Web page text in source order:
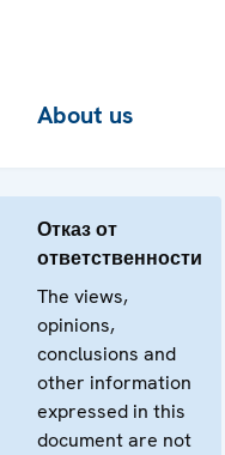
About us
Отказ от
ответственности
The views,
opinions,
conclusions and
other information
expressed in this
document are not